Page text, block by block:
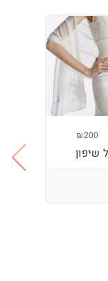
₪200
שיפון